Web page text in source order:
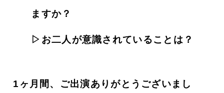
ますか？
▷お二人が意識されていることは？
1ヶ月間、ご出演ありがとうございまし